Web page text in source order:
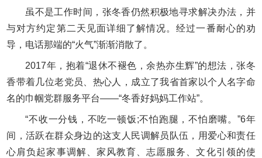
虽不是工作时间，张冬香仍然积极地寻求解决办法，并
与对方约定第二天见面详细了解情况。经过一番耐心的劝
导，电话那端的“火气”渐渐消散了。
2017年，抱着“退休不褪色，余热亦生辉”的想法，张冬
香带着几位老党员、热心人，成立了我省首家以个人名字命
名的巾帼党群服务平台——“冬香好妈妈工作站”。
“不收一分钱，不吃一顿饭;不怕跑腿，不怕磨嘴。”6年
间，活跃在群众身边的这支人民调解员队伍，用爱心和责任
心肩负起家事调解、家风教育、志愿服务、文化引领的使